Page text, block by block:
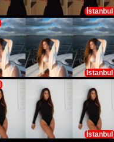
İstanbul
İstanbul
İstanbul